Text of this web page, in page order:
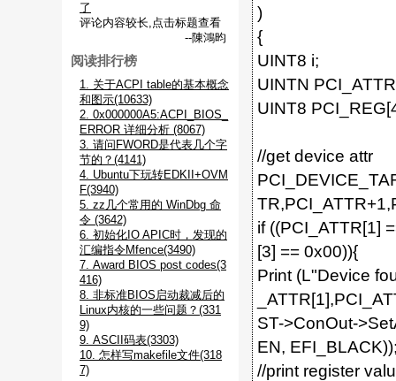
)
{
UINT8 i;
UINTN
UINT8
//get device attr
if ((PCI_ATTR[1]
[3] == 0x00)){
Print (L"Device
ST->ConOut-
EN,
//print register
了
评论内容较长,点击标题查看
--陳鴻昀
阅读排行榜
1. 关于ACPI table的基本概念
和图示(10633)
2. 0x000000A5:ACPI_BIOS_
ERROR 详细分析 (8067)
3. 请问FWORD是代表几个字
节的？(4141)
4. Ubuntu下玩转EDKII+OVM
F(3940)
5. zz几个常用的 WinDbg 命
令 (3642)
6. 初始化IO APIC时，发现的
汇编指令Mfence(3490)
7. Award BIOS post codes(3
416)
8. 非标准BIOS启动裁减后的
Linux内核的一些问题？(331
9)
9. ASCII码表(3303)
10. 怎样写makefile文件(318
7)